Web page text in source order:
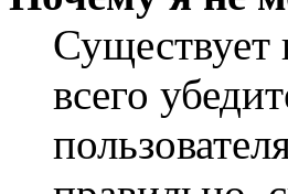
всего